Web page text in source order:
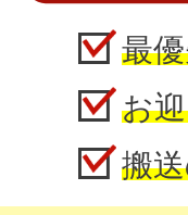
最
お
搬